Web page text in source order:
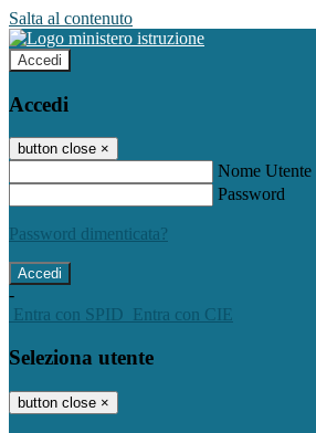
Salta al contenuto
Accedi
Accedi
button close ×
Nome Utente
Password
Password dimenticata?
-
Entra con SPID
Entra con CIE
Seleziona utente
button close ×